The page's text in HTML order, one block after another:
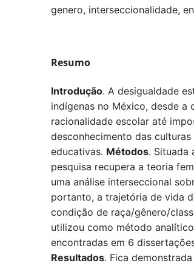
genero, interseccionalidade,
Resumo
Introdução. A desigualdade
indígenas no México, desde a
racionalidade escolar até
desconhecimento das
educativas. Métodos. Situada
pesquisa recupera a teoria
uma análise interseccional
portanto, a trajetória de vida
condição de raça/gênero/
utilizou como método
encontradas em 6
Resultados. Fica